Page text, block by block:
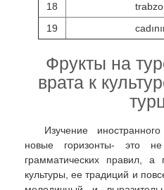
18
19
Фрукты на
врата к
Изучение
новые горизонты- это
грамматических правил, а
культуры, ее традиций и